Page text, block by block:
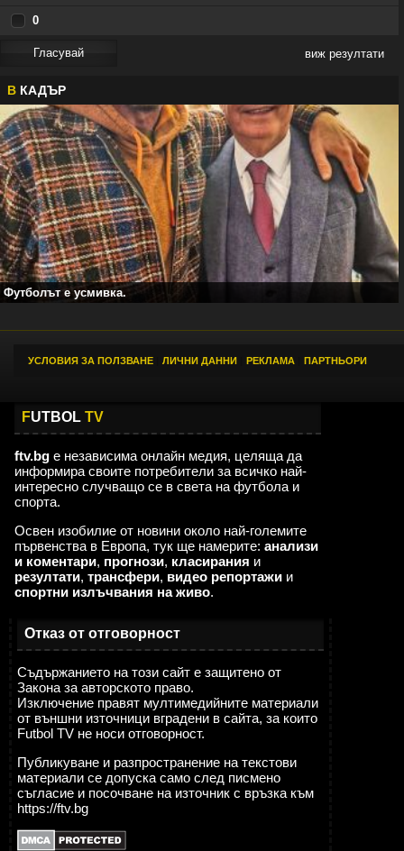
0
виж резултати
В КАДЪР
Футболът е усмивка.
УСЛОВИЯ ЗА ПОЛЗВАНЕ ЛИЧНИ ДАННИ РЕКЛАМА ПАРТНЬОРИ
FUTBOL TV
ftv.bg е независима онлайн медия, целяща да
информира своите потребители за всичко най-
интересно случващо се в света на футбола и
спорта.
Освен изобилие от новини около най-големите
първенства в Европа, тук ще намерите: анализи
и коментари, прогнози, класирания и
резултати, трансфери, видео репортажи и
спортни излъчвания на живо.
Отказ от отговорност
Съдържанието на този сайт е защитено от
Закона за авторското право.
Изключение правят мултимедийните материали
от външни източници вградени в сайта, за които
Futbol TV не носи отговорност.
Публикуване и разпространение на текстови
материали се допуска само след писмено
съгласие и посочване на източник с връзка към
https://ftv.bg